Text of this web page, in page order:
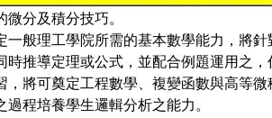
微分及積分技巧。
一般理工學院所需的基本數學能力，將
時推導定理或公式，並配合例題運用之
，將可奠定工程數學、複變函數與高等微
過程培養學生邏輯分析之能力。